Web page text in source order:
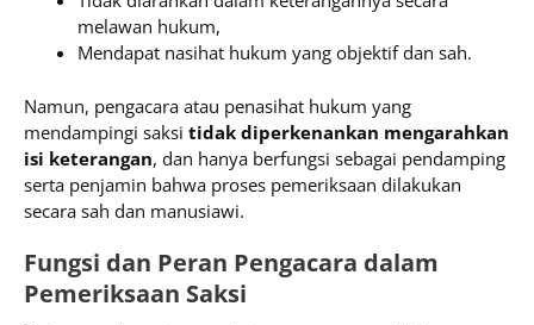
melawan hukum,
Mendapat nasihat hukum yang objektif dan sah.
Namun, pengacara atau penasihat hukum yang
mendampingi saksi tidak diperkenankan mengarahkan
isi keterangan, dan hanya berfungsi sebagai pendamping
serta penjamin bahwa proses pemeriksaan dilakukan
secara sah dan manusiawi.
Fungsi dan Peran Pengacara dalam
Pemeriksaan Saksi